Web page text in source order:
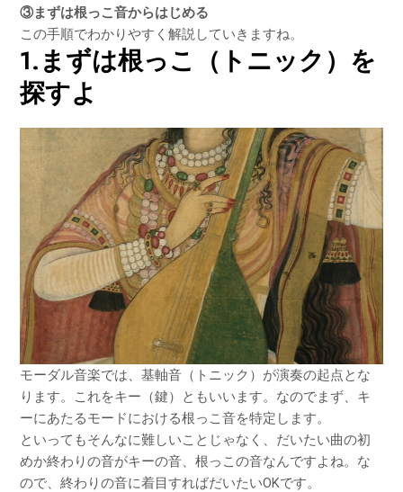
③まずは根っこ音からはじめる
この手順でわかりやすく解説していきますね。
1.まずは根っこ（トニック）を
探すよ
モーダル音楽では、基軸音（トニック）が演奏の起点とな
ります。これをキー（鍵）ともいいます。なのでまず、キ
ーにあたるモードにおける根っこ音を特定します。
といってもそんなに難しいことじゃなく、だいたい曲の初
めか終わりの音がキーの音、根っこの音なんですよね。な
ので、終わりの音に着目すればだいたいOKです。